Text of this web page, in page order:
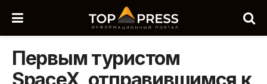
Первым туристом